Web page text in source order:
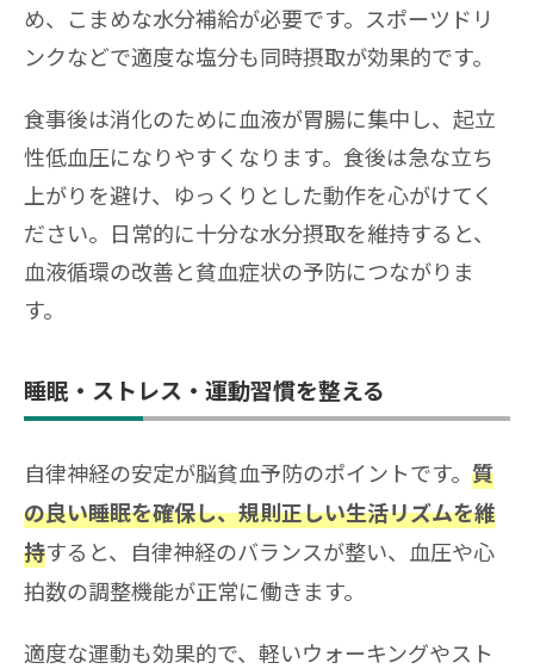
め、こまめな水分補給が必要です。スポーツドリ
ンクなどで適度な塩分も同時摂取が効果的です。
食事後は消化のために血液が胃腸に集中し、起立
性低血圧になりやすくなります。食後は急な立ち
上がりを避け、ゆっくりとした動作を心がけてく
ださい。日常的に十分な水分摂取を維持すると、
血液循環の改善と貧血症状の予防につながりま
す。
睡眠・ストレス・運動習慣を整える
自律神経の安定が脳貧血予防のポイントです。 質
の良い睡眠を確保し、規則正しい生活リズムを維
持すると、自律神経のバランスが整い、血圧や心
拍数の調整機能が正常に働きます。
適度な運動も効果的で、軽いウォーキングやスト